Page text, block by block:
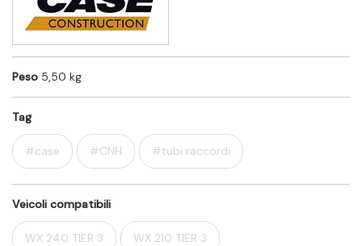
Peso 5,50 kg
Tag
#case #CNH #tubi raccordi
Veicoli compatibili
WX 240 TIER 3 WX 210 TIER 3